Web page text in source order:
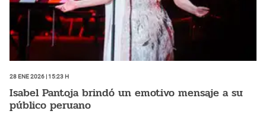
28 Ene 2026 | 15:23 h
Isabel Pantoja brindó un emotivo mensaje a su
público peruano